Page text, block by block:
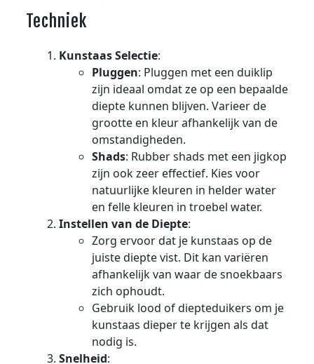
Techniek
Kunstaas Selectie:
Pluggen: Pluggen met een duiklip
zijn ideaal omdat ze op een bepaalde
diepte kunnen blijven. Varieer de
grootte en kleur afhankelijk van de
omstandigheden.
Shads: Rubber shads met een jigkop
zijn ook zeer effectief. Kies voor
natuurlijke kleuren in helder water
en felle kleuren in troebel water.
Instellen van de Diepte:
Zorg ervoor dat je kunstaas op de
juiste diepte vist. Dit kan variëren
afhankelijk van waar de snoekbaars
zich ophoudt.
Gebruik lood of diepteduikers om je
kunstaas dieper te krijgen als dat
nodig is.
Snelheid: